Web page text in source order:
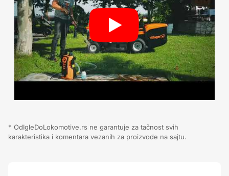
* OdIgleDoLokomotive.rs ne garantuje za tačnost svih
karakteristika i komentara vezanih za proizvode na sajtu.